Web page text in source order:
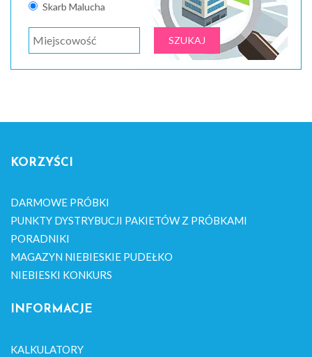
Skarb Malucha
KORZYŚCI
DARMOWE PRÓBKI
PUNKTY DYSTRYBUCJI PAKIETÓW Z PRÓBKAMI
PORADNIKI
MAGAZYN NIEBIESKIE PUDEŁKO
NIEBIESKI KONKURS
INFORMACJE
KALKULATORY